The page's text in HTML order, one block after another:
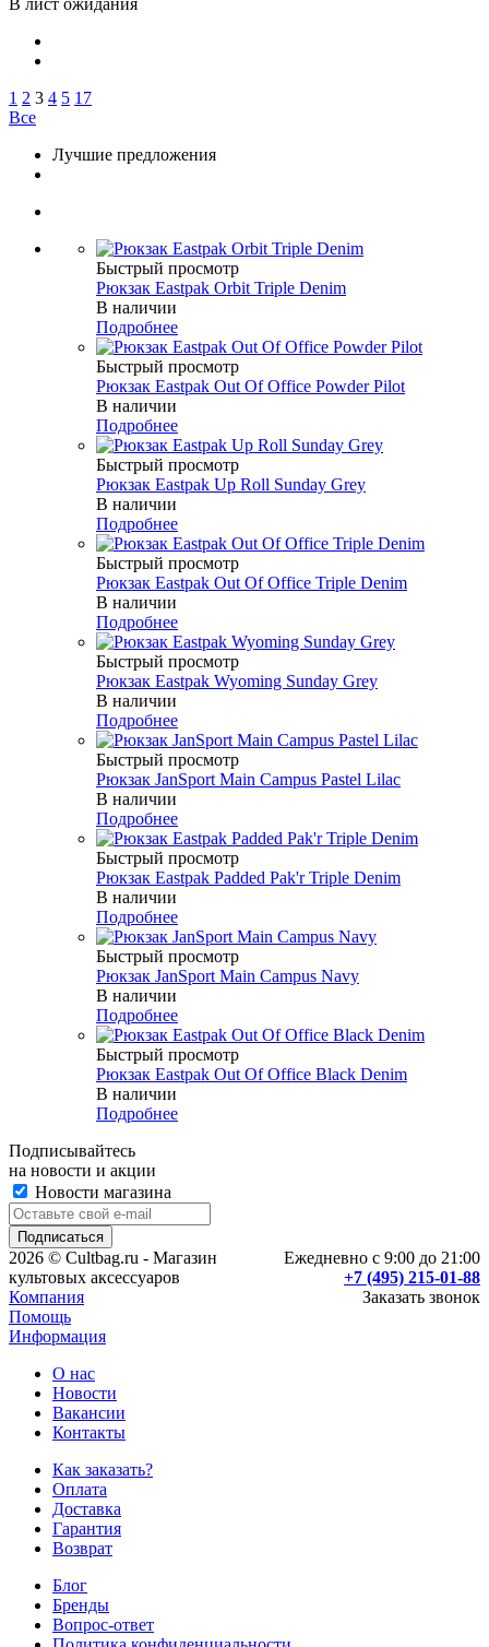
1 2 3 4 5 17
Все
Лучшие предложения
Быстрый просмотр
Рюкзак Eastpak Orbit Triple Denim
В наличии
Подробнее
Быстрый просмотр
Рюкзак Eastpak Out Of Office Powder Pilot
В наличии
Подробнее
Быстрый просмотр
Рюкзак Eastpak Up Roll Sunday Grey
В наличии
Подробнее
Быстрый просмотр
Рюкзак Eastpak Out Of Office Triple Denim
В наличии
Подробнее
Быстрый просмотр
Рюкзак Eastpak Wyoming Sunday Grey
В наличии
Подробнее
Быстрый просмотр
Рюкзак JanSport Main Campus Pastel Lilac
В наличии
Подробнее
Быстрый просмотр
Рюкзак Eastpak Padded Pak'r Triple Denim
В наличии
Подробнее
Быстрый просмотр
Рюкзак JanSport Main Campus Navy
В наличии
Подробнее
Быстрый просмотр
Рюкзак Eastpak Out Of Office Black Denim
В наличии
Подробнее
Подписывайтесь
на новости и акции
Новости магазина
Ежедневно с 9:00 до 21:00
+7 (495) 215-01-88
Заказать звонок
2026 © Cultbag.ru - Магазин
культовых аксессуаров
Компания
Помощь
Информация
О нас
Новости
Вакансии
Контакты
Как заказать?
Оплата
Доставка
Гарантия
Возврат
Блог
Бренды
Вопрос-ответ